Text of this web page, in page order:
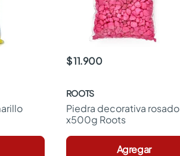
$ 11.900
ROOTS
Piedra decorativa rosado
x500g Roots
Agregar